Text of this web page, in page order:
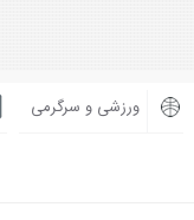
ورزشی و سرگرمی